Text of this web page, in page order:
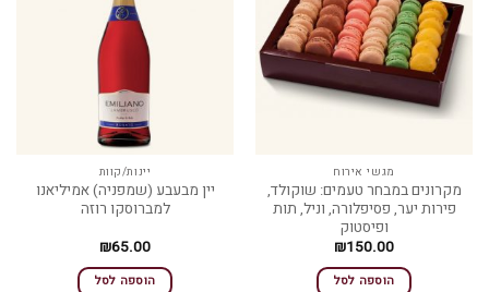
מגשי אירוח
מקרונים במבחר טעמים: שוקולד,
פירות יער, פסיפלורה, וניל, תות
ופיסטוק
₪150.00
הוספה לסל
יינות/קוות
יין מבעבע (שמפניה) אמיליאנו
למברוסקו רוזה
₪65.00
הוספה לסל